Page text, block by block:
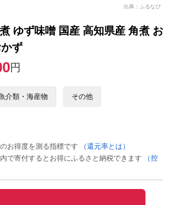
出典：ふるなび
ゆず味噌 国産 高知県産 角煮 お
ず
円
介類・海産物 その他
お得度を測る指標です
（還元率とは）
で寄付するとお得にふるさと納税できます
（控